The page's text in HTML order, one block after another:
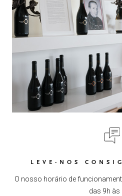
LEVE-NOS
O nosso horário de
das 9h às